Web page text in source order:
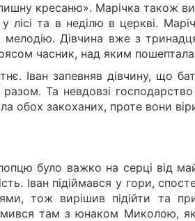
кресаню». Марічка також
лісі та в неділю в церкві.
мелодію. Дівчина вже з
часник, над яким
Іван запевняв дівчину, що
Та невдовзі господарство
обох закоханих, проте вони
було важко на серці від
Іван підіймався у гори,
тож вирішив підійти та
там з юнаком Миколою,